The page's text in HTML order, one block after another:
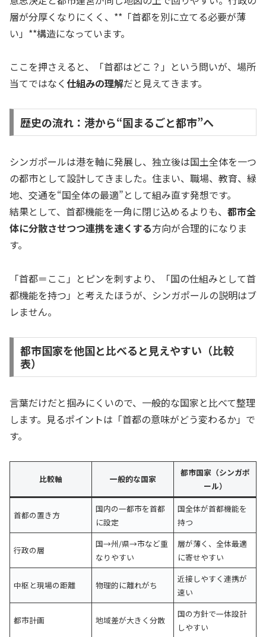
層が分厚くなりにくく、**「首都を別に立てる必要が薄
い」**構造になっています。
ここを押さえると、「首都はどこ？」という問いが、場所
当てではなく仕組みの理解だと見えてきます。
歴史の流れ：港から“国まるごと都市”へ
シンガポールは港を軸に発展し、独立後は国土全体を一つ
の都市として設計してきました。住まい、職場、教育、緑
地、交通を“国全体の最適”として組み直す発想です。
結果として、首都機能を一角に閉じ込めるよりも、 都市全
体に分散させつつ連携を速くする方向が合理的になりま
す。
「首都＝ここ」とピンを刺すより、「国の仕組みとして首
都機能を持つ」と考えたほうが、シンガポールの説明はブ
レません。
都市国家を他国と比べると見えやすい（比較
表）
言葉だけだと掴みにくいので、一般的な国家と比べて整理
します。見るポイントは「首都の意味がどう変わるか」で
す。
比較軸 一般的な国家
都市国家（シンガポ
ール）
首都の置き方
国内の一都市を首都
に設定
国全体が首都機能を
持つ
行政の層
国→州/県→市など重
なりやすい
層が薄く、全体最適
に寄せやすい
中枢と現場の距離 物理的に離れがち
近接しやすく連携が
速い
都市計画 地域差が大きく分散
国の方針で一体設計
しやすい